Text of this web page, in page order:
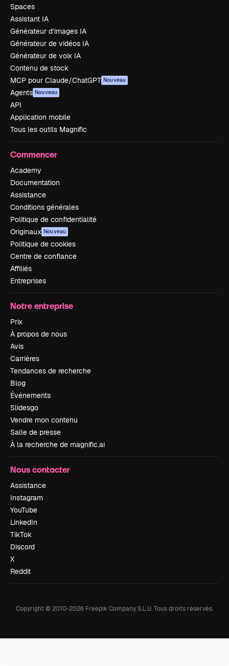
Spaces
Assistant IA
Générateur d’images IA
Générateur de vidéos IA
Générateur de voix IA
Contenu de stock
MCP pour Claude/ChatGPT Nouveau
Agents Nouveau
API
Application mobile
Tous les outils Magnific
Commencer
Academy
Documentation
Assistance
Conditions générales
Politique de confidentialité
Originaux Nouveau
Politique de cookies
Centre de confiance
Affiliés
Entreprises
Notre entreprise
Prix
À propos de nous
Avis
Carrières
Tendances de recherche
Blog
Événements
Slidesgo
Vendre mon contenu
Salle de presse
À la recherche de magnific.ai
Nous contacter
Assistance
Instagram
YouTube
LinkedIn
TikTok
Discord
X
Reddit
Copyright © 2010-2026 Freepik Company S.L.U.Tous droits réservés.